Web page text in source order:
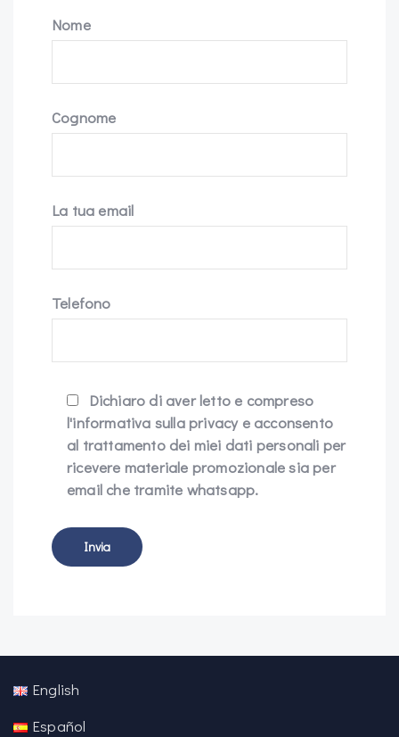
Nome
Cognome
La tua email
Telefono
Dichiaro di aver letto e compreso
l'informativa sulla privacy e acconsento
al trattamento dei miei dati personali per
ricevere materiale promozionale sia per
email che tramite whatsapp.
English
Español